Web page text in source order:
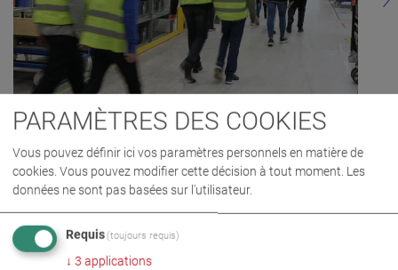
PARAMÈTRES DES COOKIES
Vous pouvez définir ici vos paramètres personnels en matière de
cookies. Vous pouvez modifier cette décision à tout moment. Les
données ne sont pas basées sur l'utilisateur.
Requis (toujours requis)
↓ 3 applications